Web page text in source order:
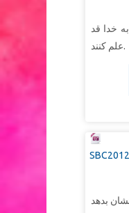
خدا قد
علم کنند.